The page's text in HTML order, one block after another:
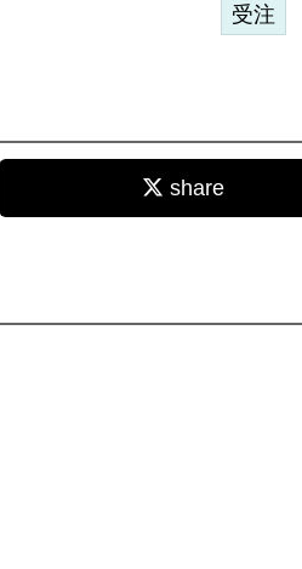
受注
share